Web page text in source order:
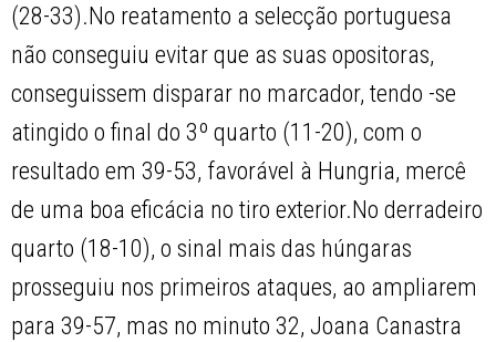
(28-33).No reatamento a selecção portuguesa
não conseguiu evitar que as suas opositoras,
conseguissem disparar no marcador, tendo -se
atingido o final do 3º quarto (11-20), com o
resultado em 39-53, favorável à Hungria, mercê
de uma boa eficácia no tiro exterior.No derradeiro
quarto (18-10), o sinal mais das húngaras
prosseguiu nos primeiros ataques, ao ampliarem
para 39-57, mas no minuto 32, Joana Canastra